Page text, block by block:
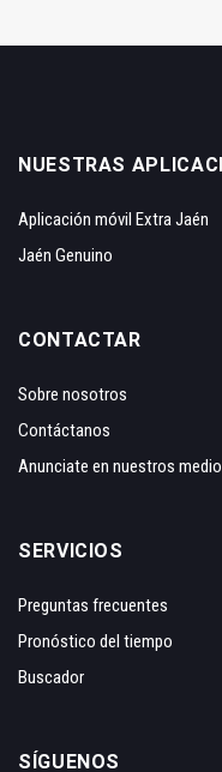
NUESTRAS
Aplicación móvil Extra Jaén
Jaén Genuino
CONTACTAR
Sobre nosotros
Contáctanos
Anunciate en nuestros
SERVICIOS
Preguntas frecuentes
Pronóstico del tiempo
Buscador
SÍGUENOS